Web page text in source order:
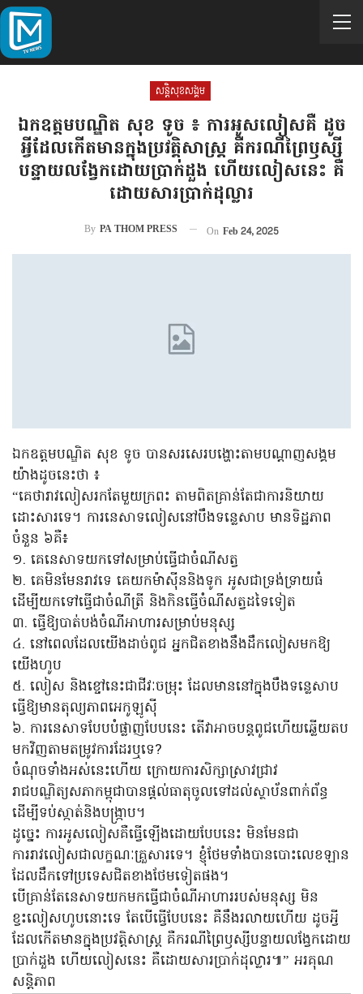
សន្តិសុខសង្គម
ឯកឧត្តមបណ្ឌិត សុខ ទូច ៖ ការអូសលៀសគឺ ដូច
អ្វីដែលកើតមានក្នុងប្រវត្តិសាស្ត្រ គឺករណីព្រៃឫស្សី
បន្ទាយលង្វែកដោយប្រាក់ដួង ហើយលៀសនេះ គឺ
ដោយសារប្រាក់ដុល្លារ
By PA THOM PRESS On Feb 24, 2025
ឯកឧត្តមបណ្ឌិត សុខ ទូច បានសរសេរបង្ហោះតាមបណ្តាញសង្គម
យ៉ាងដូចនេះថា ៖
“គេថារាវលៀសរកតែមួយក្រពះ តាមពិតគ្រាន់តែជាការនិយាយ
ដោះសារទេ។ ការនេសាទលៀសនៅបឹងទន្លេសាប មានទិដ្ឋភាព
ចំនួន ៦គឺ៖
១. គេនេសាទយកទៅសម្រាប់ធ្វើជាចំណីសត្វ
២. គេមិនមែនរាវទេ គេយកម៉ាស៊ីននិងទូក អូសជាទ្រង់ទ្រាយធំ
ដើម្បីយកទៅធ្វើជាចំណីត្រី និងកិនធ្វើចំណីសត្វដទៃទៀត
៣. ធ្វើឱ្យបាត់បង់ចំណីអាហារសម្រាប់មនុស្ស
៤. នៅពេលដែលយើងដាច់ពូជ អ្នកជិតខាងនឹងដឹកលៀសមកឱ្យ
យើងហូប
៥. លៀស និងខ្ចៅនេះជាជីវៈចម្រុះ ដែលមាននៅក្នុងបឹងទន្លេសាប
ធ្វើឱ្យមានតុល្យភាពអេកូឡូស៊ី
៦. ការនេសាទបែបបំផ្លាញបែបនេះ តើវាអាចបន្តពូជហើយឆ្លើយតប
មកវិញតាមតម្រូវការដែរឬទេ?
ចំណុចទាំងអស់នេះហើយ ក្រោយការសិក្សាស្រាវជ្រាវ
រាជបណ្ឌិត្យសភាកម្ពុជាបានផ្ដល់ធាតុចូលទៅដល់ស្ថាប័នពាក់ព័ន្ធ
ដើម្បីទប់ស្កាត់និងបង្ក្រាប។
ដូច្នេះ ការអូសលៀសគឺធ្វើឡើងដោយបែបនេះ មិនមែនជា
ការរាវលៀសជាលក្ខណៈគ្រួសារទេ។ ខ្ញុំថែមទាំងបានបោះលេខឡាន
ដែលដឹកទៅប្រទេសជិតខាងថែមទៀតផង។
បើគ្រាន់តែនេសាទយកមកធ្វើជាចំណីអាហាររបស់មនុស្ស មិន
ខ្វះលៀសហូបនោះទេ តែបើធ្វើបែបនេះ គឺនឹងរលាយហើយ ដូចអ្វី
ដែលកើតមានក្នុងប្រវត្តិសាស្ត្រ គឺករណីព្រៃឫស្សីបន្ទាយលង្វែកដោយ
ប្រាក់ដួង ហើយលៀសនេះ គឺដោយសារប្រាក់ដុល្លារ៕” អរគុណ
សន្តិភាព